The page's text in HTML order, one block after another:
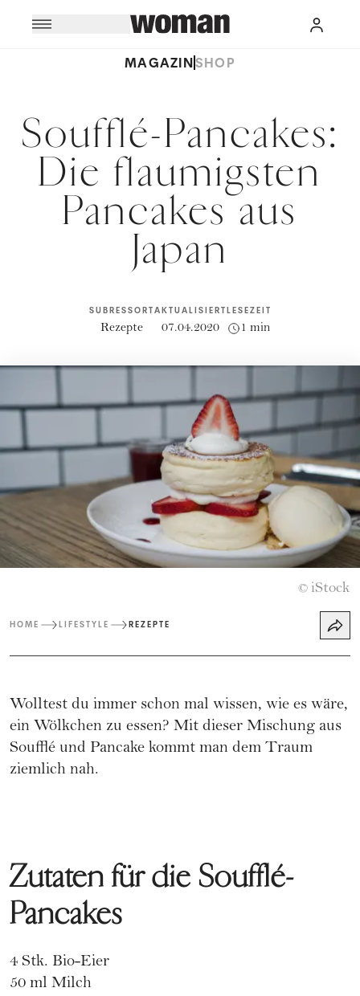
MAGAZINSHOP
Soufflé-Pancakes:
Die flaumigsten
Pancakes aus
Japan
SUBRESSORT
Rezepte
AKTUALISIERT
07.04.2020
LESEZEIT
1 min
© iStock
HOME LIFESTYLE REZEPTE
Wolltest du immer schon mal wissen, wie es wäre,
ein Wölkchen zu essen? Mit dieser Mischung aus
Soufflé und Pancake kommt man dem Traum
ziemlich nah.
Zutaten für die Soufflé-
Pancakes
4 Stk. Bio-Eier
50 ml Milch